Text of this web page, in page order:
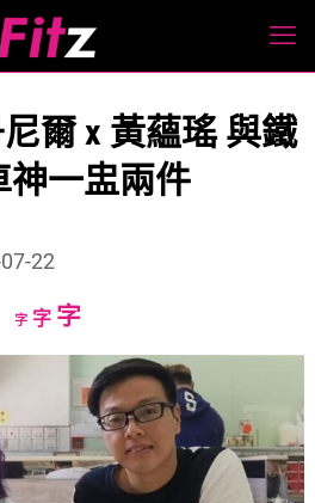
爾 x 黃蘊瑤 與鐵
神一盅兩件
22
字Decrease
字Reset
字Increase
size.